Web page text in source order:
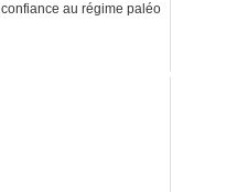
confiance au régime paléo